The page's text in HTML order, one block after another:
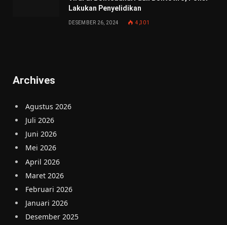
Lakukan Penyelidikan
DESEMBER 26, 2024 4,301
Archives
Agustus 2026
Juli 2026
Juni 2026
Mei 2026
April 2026
Maret 2026
Februari 2026
Januari 2026
Desember 2025